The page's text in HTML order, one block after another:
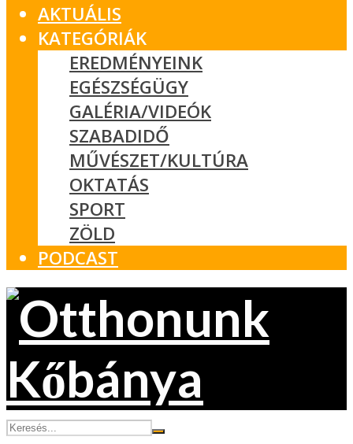
AKTUÁLIS
KATEGÓRIÁK
EREDMÉNYEINK
EGÉSZSÉGÜGY
GALÉRIA/VIDEÓK
SZABADIDŐ
MŰVÉSZET/KULTÚRA
OKTATÁS
SPORT
ZÖLD
PODCAST